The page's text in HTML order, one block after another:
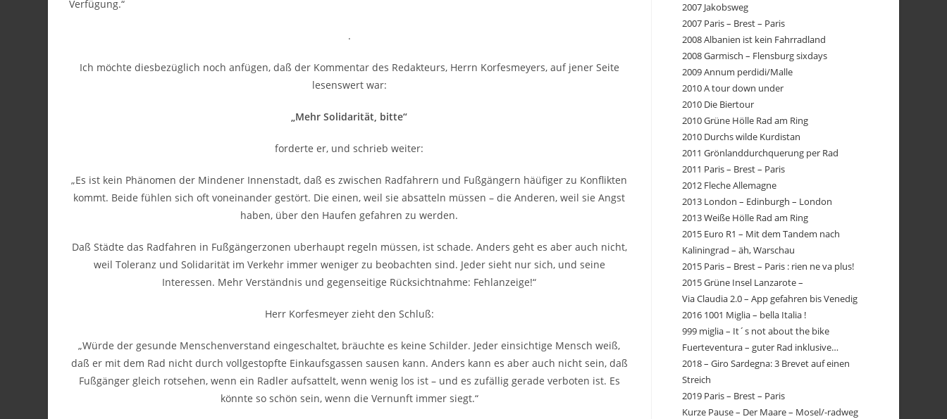
Verfügung.“
.
Ich möchte diesbezüglich noch anfügen, daß der Kommentar des Redakteurs, Herrn Korfesmeyers, auf jener Seite
lesenswert war:
„Mehr Solidarität, bitte“
forderte er, und schrieb weiter:
„Es ist kein Phänomen der Mindener Innenstadt, daß es zwischen Radfahrern und Fußgängern häüfiger zu Konflikten
kommt. Beide fühlen sich oft voneinander gestört. Die einen, weil sie absatteln müssen – die Anderen, weil sie Angst
haben, über den Haufen gefahren zu werden.
Daß Städte das Radfahren in Fußgängerzonen uberhaupt regeln müssen, ist schade. Anders geht es aber auch nicht,
weil Toleranz und Solidarität im Verkehr immer weniger zu beobachten sind. Jeder sieht nur sich, und seine
Interessen. Mehr Verständnis und gegenseitige Rücksichtnahme: Fehlanzeige!“
Herr Korfesmeyer zieht den Schluß:
„Würde der gesunde Menschenverstand eingeschaltet, bräuchte es keine Schilder. Jeder einsichtige Mensch weiß,
daß er mit dem Rad nicht durch vollgestopfte Einkaufsgassen sausen kann. Anders kann es aber auch nicht sein, daß
Fußgänger gleich rotsehen, wenn ein Radler aufsattelt, wenn wenig los ist – und es zufällig gerade verboten ist. Es
könnte so schön sein, wenn die Vernunft immer siegt.“
2007 Jakobsweg
2007 Paris – Brest – Paris
2008 Albanien ist kein Fahrradland
2008 Garmisch – Flensburg sixdays
2009 Annum perdidi/Malle
2010 A tour down under
2010 Die Biertour
2010 Grüne Hölle Rad am Ring
2010 Durchs wilde Kurdistan
2011 Grönlanddurchquerung per Rad
2011 Paris – Brest – Paris
2012 Fleche Allemagne
2013 London – Edinburgh – London
2013 Weiße Hölle Rad am Ring
2015 Euro R1 – Mit dem Tandem nach
Kaliningrad – äh, Warschau
2015 Paris – Brest – Paris : rien ne va plus!
2015 Grüne Insel Lanzarote –
Via Claudia 2.0 – App gefahren bis Venedig
2016 1001 Miglia – bella Italia !
999 miglia – It´s not about the bike
Fuerteventura – guter Rad inklusive…
2018 – Giro Sardegna: 3 Brevet auf einen
Streich
2019 Paris – Brest – Paris
Kurze Pause – Der Maare – Mosel/-radweg